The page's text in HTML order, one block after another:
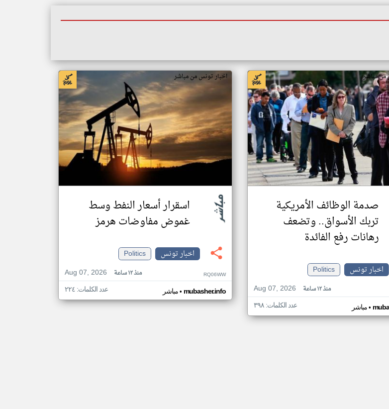
من مباشر
صدمة الوظائف الأمريكية
تربك الأسواق.. وتضعف
رهانات رفع الفائدة
اخبار تونس
Politics
Aug 07, 2026
منذ ١٢ ساعة
مباشر• عدد الكلمات: ٣٩٨
اخبار تونس من مباشر
اسقرار أسعار النفط وسط
غموض مفاوضات هرمز
اخبار تونس
Politics
Aug 07, 2026
منذ ١٢ ساعة RQ06WW
مباشر• mubasher.info عدد الكلمات: ٢٢٤